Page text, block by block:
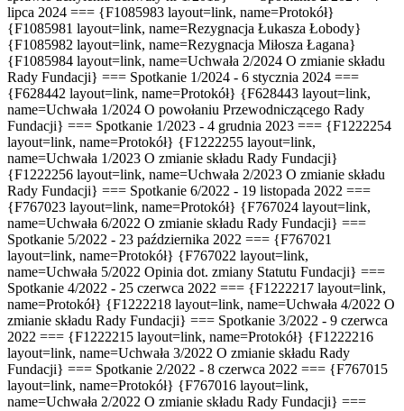
lipca 2024 === {F1085983 layout=link, name=Protokół}
{F1085981 layout=link, name=Rezygnacja Łukasza Łobody}
{F1085982 layout=link, name=Rezygnacja Miłosza Łagana}
{F1085984 layout=link, name=Uchwała 2/2024 O zmianie składu
Rady Fundacji} === Spotkanie 1/2024 - 6 stycznia 2024 ===
{F628442 layout=link, name=Protokół} {F628443 layout=link,
name=Uchwała 1/2024 O powołaniu Przewodniczącego Rady
Fundacji} === Spotkanie 1/2023 - 4 grudnia 2023 === {F1222254
layout=link, name=Protokół} {F1222255 layout=link,
name=Uchwała 1/2023 O zmianie składu Rady Fundacji}
{F1222256 layout=link, name=Uchwała 2/2023 O zmianie składu
Rady Fundacji} === Spotkanie 6/2022 - 19 listopada 2022 ===
{F767023 layout=link, name=Protokół} {F767024 layout=link,
name=Uchwała 6/2022 O zmianie składu Rady Fundacji} ===
Spotkanie 5/2022 - 23 października 2022 === {F767021
layout=link, name=Protokół} {F767022 layout=link,
name=Uchwała 5/2022 Opinia dot. zmiany Statutu Fundacji} ===
Spotkanie 4/2022 - 25 czerwca 2022 === {F1222217 layout=link,
name=Protokół} {F1222218 layout=link, name=Uchwała 4/2022 O
zmianie składu Rady Fundacji} === Spotkanie 3/2022 - 9 czerwca
2022 === {F1222215 layout=link, name=Protokół} {F1222216
layout=link, name=Uchwała 3/2022 O zmianie składu Rady
Fundacji} === Spotkanie 2/2022 - 8 czerwca 2022 === {F767015
layout=link, name=Protokół} {F767016 layout=link,
name=Uchwała 2/2022 O zmianie składu Rady Fundacji} ===